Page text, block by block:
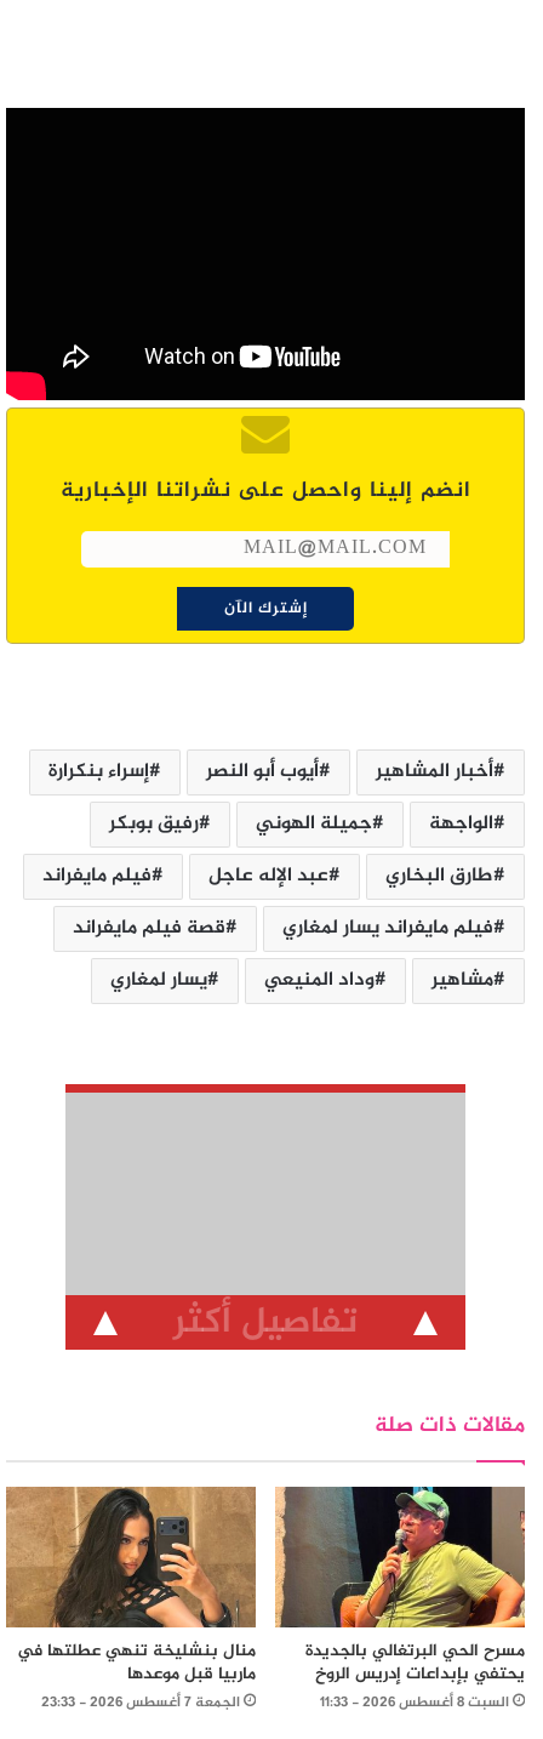
انضم إلينا واحصل على نشراتنا الإخبارية
أخبار المشاهير أيوب أبو النصر
إسراء بنكرارة
الواجهة
جميلة الهوني
رفيق بوبكر
طارق البخاري
عبد الإله عاجل
فيلم مايفراند
فيلم مايفراند يسار لمغاري
قصة فيلم مايفراند
مشاهير
وداد المنيعي يسار لمغاري
تفاصيل أكثر
مقالات ذات صلة
مسرح الحي البرتغالي بالجديدة
يحتفي بإبداعات إدريس الروخ
السبت 8 أغسطس 2026 - 11:33
منال بنشليخة تنهي عطلتها في
ماربيا قبل موعدها
الجمعة 7 أغسطس 2026 - 23:33